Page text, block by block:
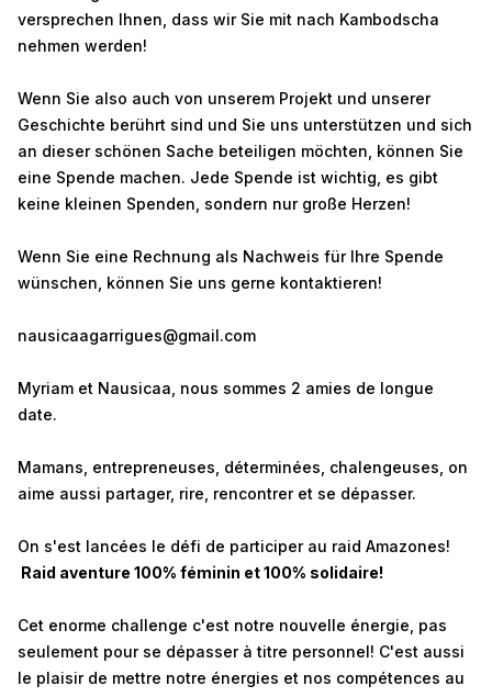
versprechen Ihnen, dass wir Sie mit nach Kambodscha
nehmen werden!
Wenn Sie also auch von unserem Projekt und unserer
Geschichte berührt sind und Sie uns unterstützen und sich
an dieser schönen Sache beteiligen möchten, können Sie
eine Spende machen. Jede Spende ist wichtig, es gibt
keine kleinen Spenden, sondern nur große Herzen!
Wenn Sie eine Rechnung als Nachweis für Ihre Spende
wünschen, können Sie uns gerne kontaktieren!
nausicaagarrigues@gmail.com
Myriam et Nausicaa, nous sommes 2 amies de longue
date.
Mamans, entrepreneuses, déterminées, chalengeuses, on
aime aussi partager, rire, rencontrer et se dépasser.
On s'est lancées le défi de participer au raid Amazones!
Raid aventure 100% féminin et 100% solidaire!
Cet enorme challenge c'est notre nouvelle énergie, pas
seulement pour se dépasser à titre personnel! C'est aussi
le plaisir de mettre notre énergies et nos compétences au